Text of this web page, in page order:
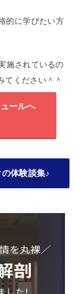
的に学びたい方
施されているの
てください＾＾
ールへ
体験談集♪